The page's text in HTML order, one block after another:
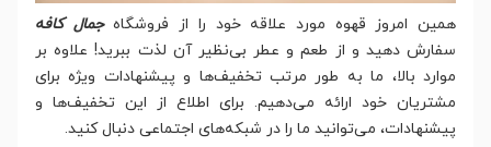
همین امروز قهوه مورد علاقه خود را از فروشگاهجمال کافه
سفارش دهید و از طعم و عطر بی‌نظیر آن لذت ببرید! علاوه بر
موارد بالا، ما به طور مرتب تخفیف‌ها و پیشنهادات ویژه برای
مشتریان خود ارائه می‌دهیم. برای اطلاع از این تخفیف‌ها و
پیشنهادات، می‌توانید ما را در شبکه‌های اجتماعی دنبال کنید.